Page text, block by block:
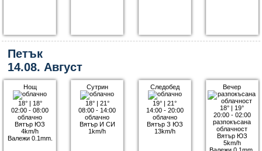
Петък
14.08. Август
Нощ
18°| 18°
02:00 - 08:00
облачно
Вятър ЮЗ
4km/h
Валежи 0.1mm.
Сутрин
18°| 21°
08:00 - 14:00
облачно
Вятър И СИ
1km/h
Следобед
19° |21°
14:00 - 20:00
облачно
Вятър З ЮЗ
13km/h
Вечер
18° | 19°
20:00 - 02:00
разпокъсана
облачност
Вятър ЮЗ
5km/h